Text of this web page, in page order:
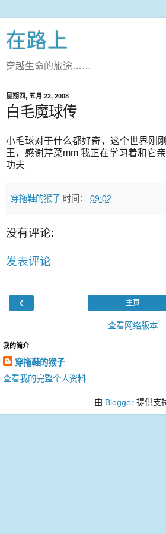
在路上
穿越生命的旅途……
星期四, 五月 22, 2008
白毛魔球传
小毛球对于什么都好奇，这个世界刚
王，感谢芹菜mm 我正在学习着和它
功夫
穿拖鞋的猴子 时间： 09:02
没有评论:
发表评论
‹ 主页
查看网络版本
我的简介
穿拖鞋的猴子
查看我的完整个人资料
由 Blogger提供支